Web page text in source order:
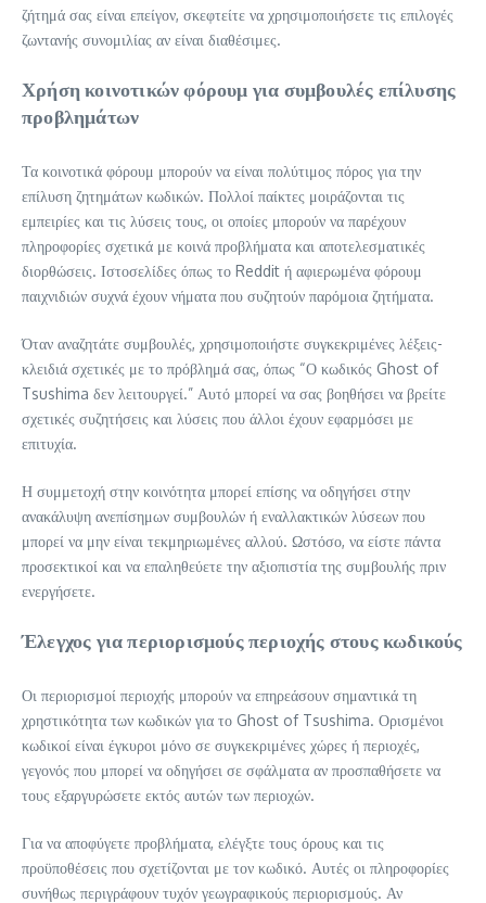
ζήτημά σας είναι επείγον, σκεφτείτε να χρησιμοποιήσετε τις επιλογές
ζωντανής συνομιλίας αν είναι διαθέσιμες.
Χρήση κοινοτικών φόρουμ για συμβουλές επίλυσης
προβλημάτων
Τα κοινοτικά φόρουμ μπορούν να είναι πολύτιμος πόρος για την
επίλυση ζητημάτων κωδικών. Πολλοί παίκτες μοιράζονται τις
εμπειρίες και τις λύσεις τους, οι οποίες μπορούν να παρέχουν
πληροφορίες σχετικά με κοινά προβλήματα και αποτελεσματικές
διορθώσεις. Ιστοσελίδες όπως το Reddit ή αφιερωμένα φόρουμ
παιχνιδιών συχνά έχουν νήματα που συζητούν παρόμοια ζητήματα.
Όταν αναζητάτε συμβουλές, χρησιμοποιήστε συγκεκριμένες λέξεις-
κλειδιά σχετικές με το πρόβλημά σας, όπως “Ο κωδικός Ghost of
Tsushima δεν λειτουργεί.” Αυτό μπορεί να σας βοηθήσει να βρείτε
σχετικές συζητήσεις και λύσεις που άλλοι έχουν εφαρμόσει με
επιτυχία.
Η συμμετοχή στην κοινότητα μπορεί επίσης να οδηγήσει στην
ανακάλυψη ανεπίσημων συμβουλών ή εναλλακτικών λύσεων που
μπορεί να μην είναι τεκμηριωμένες αλλού. Ωστόσο, να είστε πάντα
προσεκτικοί και να επαληθεύετε την αξιοπιστία της συμβουλής πριν
ενεργήσετε.
Έλεγχος για περιορισμούς περιοχής στους κωδικούς
Οι περιορισμοί περιοχής μπορούν να επηρεάσουν σημαντικά τη
χρηστικότητα των κωδικών για το Ghost of Tsushima. Ορισμένοι
κωδικοί είναι έγκυροι μόνο σε συγκεκριμένες χώρες ή περιοχές,
γεγονός που μπορεί να οδηγήσει σε σφάλματα αν προσπαθήσετε να
τους εξαργυρώσετε εκτός αυτών των περιοχών.
Για να αποφύγετε προβλήματα, ελέγξτε τους όρους και τις
προϋποθέσεις που σχετίζονται με τον κωδικό. Αυτές οι πληροφορίες
συνήθως περιγράφουν τυχόν γεωγραφικούς περιορισμούς. Αν